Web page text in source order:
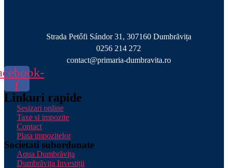
Strada Petőfi Sándor 31, 307160 Dumbrăvița
0256 214 272
contact@primaria-dumbravita.ro
f
Linkuri rapide
Sesizari online
Taxe si impozite
Contact
Plata impozitelor
Societati subordonate
Aqua Dumbrăvița
Dumbrăvița Investiții